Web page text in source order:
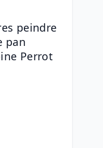
peindre
pan
Perrot